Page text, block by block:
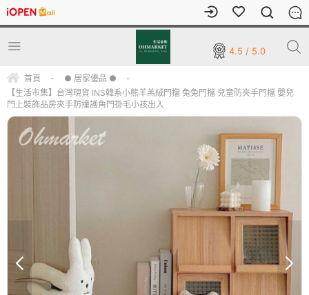
4.5 / 5.0
首頁 - ● 居家優品 ●
-
【生活市集】台灣現貨 INS韓系小熊羊羔絨門擋 兔兔門擋 兒童防夾手門擋 嬰兒
門上裝飾品房夾手防撞護角門掛毛小孩出入